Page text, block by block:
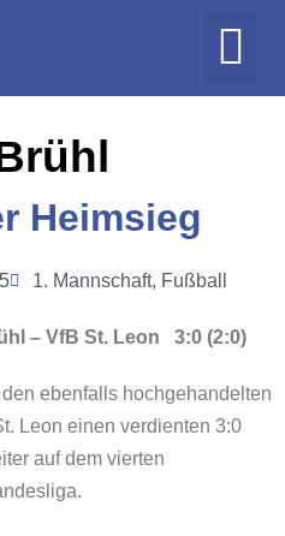
Heimsieg
1. Mannschaft, Fußball
– VfB St. Leon 3:0 (2:0)
ebenfalls hochgehandelten
Leon einen verdienten 3:0
auf dem vierten